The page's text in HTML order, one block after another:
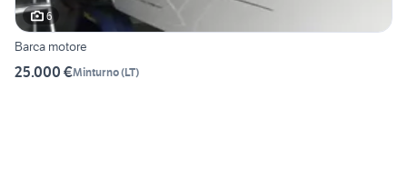
6
Barca motore
25.000 €Minturno(LT)